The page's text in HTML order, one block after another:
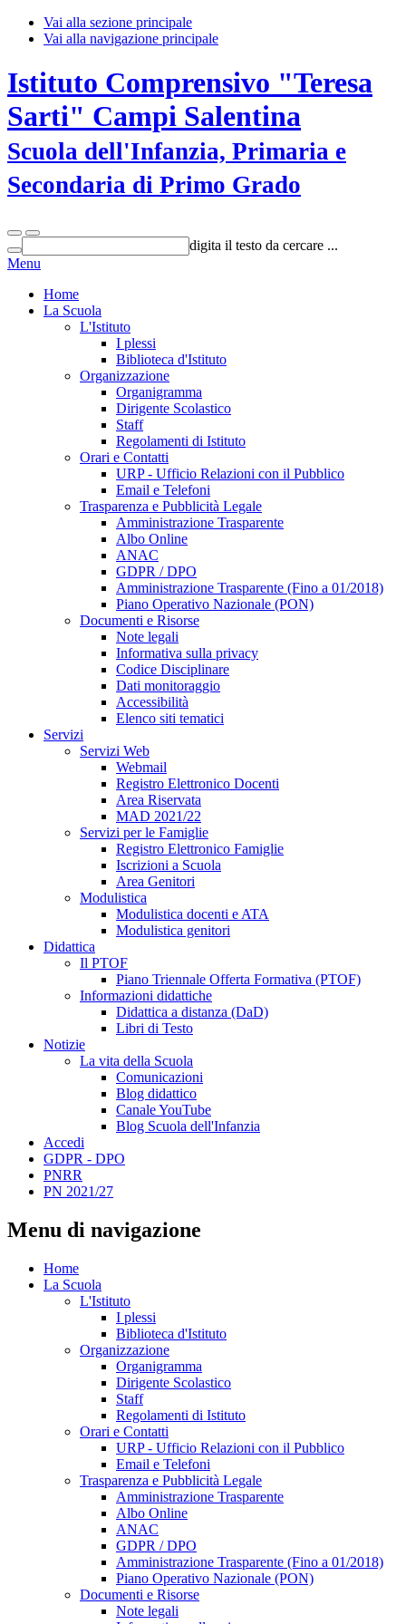
Vai alla sezione principale
Vai alla navigazione principale
Istituto Comprensivo "Teresa
Sarti" Campi Salentina
Scuola dell'Infanzia, Primaria e
Secondaria di Primo Grado
digita il testo da cercare ...
Menu
Home
La Scuola
L'Istituto
I plessi
Biblioteca d'Istituto
Organizzazione
Organigramma
Dirigente Scolastico
Staff
Regolamenti di Istituto
Orari e Contatti
URP - Ufficio Relazioni con il Pubblico
Email e Telefoni
Trasparenza e Pubblicità Legale
Amministrazione Trasparente
Albo Online
ANAC
GDPR / DPO
Amministrazione Trasparente (Fino a 01/2018)
Piano Operativo Nazionale (PON)
Documenti e Risorse
Note legali
Informativa sulla privacy
Codice Disciplinare
Dati monitoraggio
Accessibilità
Elenco siti tematici
Servizi
Servizi Web
Webmail
Registro Elettronico Docenti
Area Riservata
MAD 2021/22
Servizi per le Famiglie
Registro Elettronico Famiglie
Iscrizioni a Scuola
Area Genitori
Modulistica
Modulistica docenti e ATA
Modulistica genitori
Didattica
Il PTOF
Piano Triennale Offerta Formativa (PTOF)
Informazioni didattiche
Didattica a distanza (DaD)
Libri di Testo
Notizie
La vita della Scuola
Comunicazioni
Blog didattico
Canale YouTube
Blog Scuola dell'Infanzia
Accedi
GDPR - DPO
PNRR
PN 2021/27
Menu di navigazione
Home
La Scuola
L'Istituto
I plessi
Biblioteca d'Istituto
Organizzazione
Organigramma
Dirigente Scolastico
Staff
Regolamenti di Istituto
Orari e Contatti
URP - Ufficio Relazioni con il Pubblico
Email e Telefoni
Trasparenza e Pubblicità Legale
Amministrazione Trasparente
Albo Online
ANAC
GDPR / DPO
Amministrazione Trasparente (Fino a 01/2018)
Piano Operativo Nazionale (PON)
Documenti e Risorse
Note legali